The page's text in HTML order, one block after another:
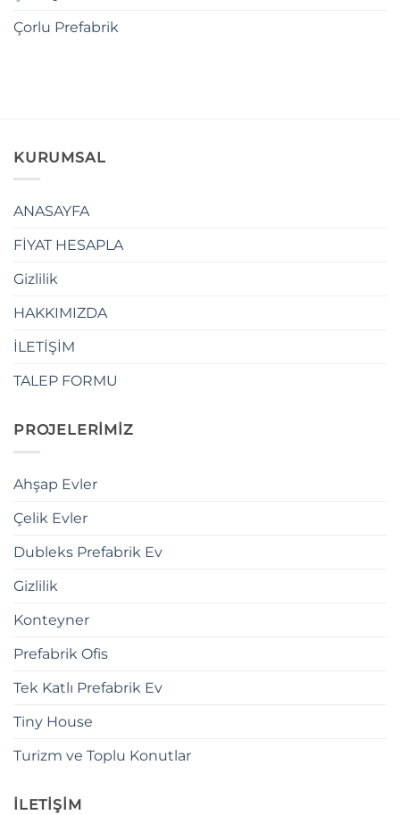
Çorlu Prefabrik
KURUMSAL
ANASAYFA
FİYAT HESAPLA
Gizlilik
HAKKIMIZDA
İLETİŞİM
TALEP FORMU
PROJELERİMİZ
Ahşap Evler
Çelik Evler
Dubleks Prefabrik Ev
Gizlilik
Konteyner
Prefabrik Ofis
Tek Katlı Prefabrik Ev
Tiny House
Turizm ve Toplu Konutlar
İLETİŞİM